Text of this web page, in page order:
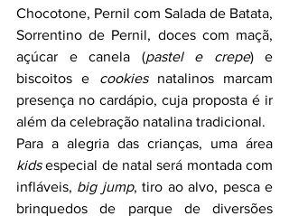
Chocotone, Pernil com Salada de Batata,
Sorrentino de Pernil, doces com maçã,
açúcar e canela (pastel e crepe) e
biscoitos e cookies natalinos marcam
presença no cardápio, cuja proposta é ir
além da celebração natalina tradicional.
kids especial de natal será montada com
infláveis, big jump, tiro ao alvo, pesca e
brinquedos de parque de diversões